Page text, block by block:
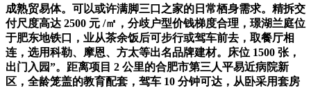
成熟贸易体。可以或许满脚三口之家的日常栖身需求。精拆交
付尺度高达 2500 元 /㎡，分歧户型价钱梯度合理，璟湖兰庭位
于肥东地铁口，业从茶余饭后可步行或驾车前去，取餐厅相
连，选用科勒、摩恩、方太等出名品牌建材。床位 1500 张，
出门入园”。距离项目 2 公里的合肥市第三人平易近病院新
区，全龄笼盖的教育配套，驾车 10 分钟可达，从卧采用套房